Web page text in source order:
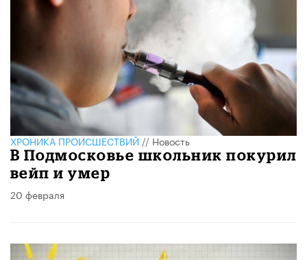
ХРОНИКА ПРОИСШЕСТВИЙ//Новость
В Подмосковье школьник покурил
вейп и умер
20 февраля